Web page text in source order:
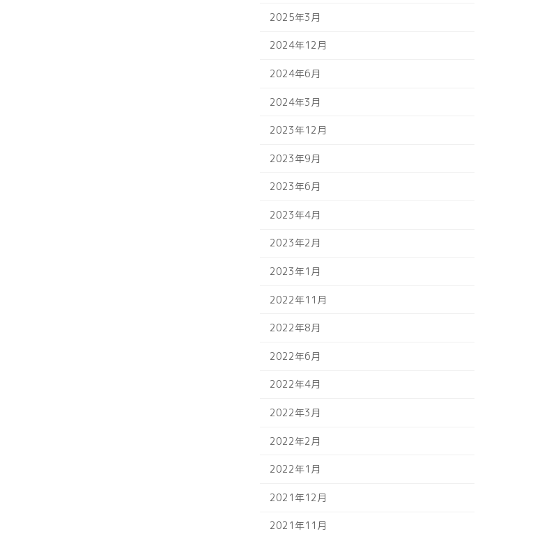
2025年3月
2024年12月
2024年6月
2024年3月
2023年12月
2023年9月
2023年6月
2023年4月
2023年2月
2023年1月
2022年11月
2022年8月
2022年6月
2022年4月
2022年3月
2022年2月
2022年1月
2021年12月
2021年11月